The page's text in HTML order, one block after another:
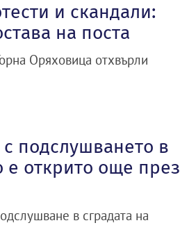
и скандали:
на поста
Оряховица отхвърли
подслушването в
е открито още през
в сградата на